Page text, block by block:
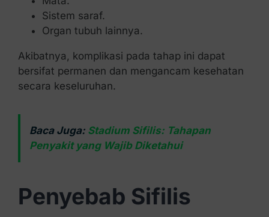
Sistem saraf.
Organ tubuh lainnya.
Akibatnya, komplikasi pada tahap ini dapat
bersifat permanen dan mengancam kesehatan
secara keseluruhan.
Baca Juga: Stadium Sifilis: Tahapan
Penyakit yang Wajib Diketahui
Penyebab Sifilis